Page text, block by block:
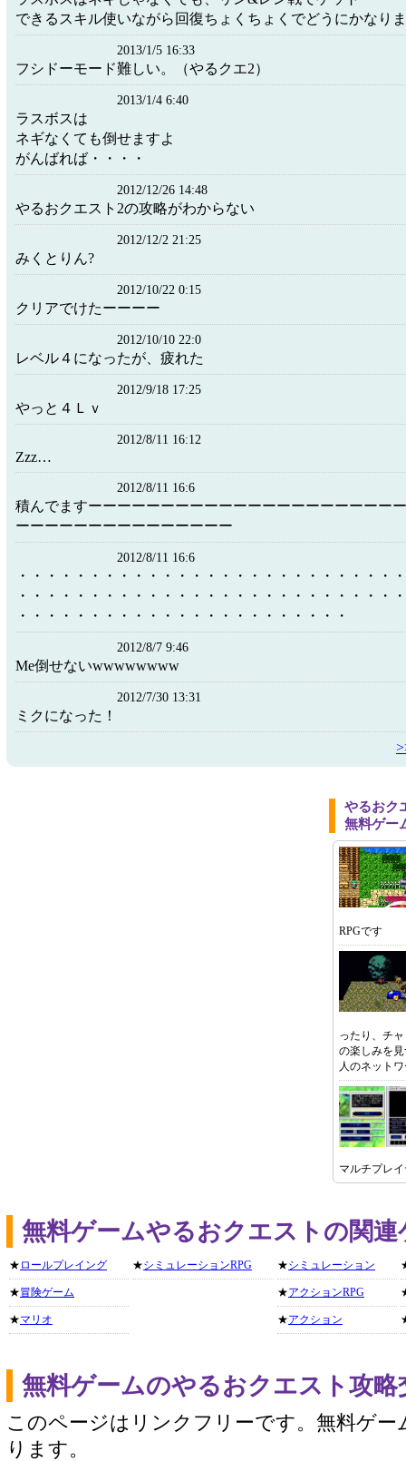
できるスキル使いながら回復ちょくちょくでどうにかなり
2013/1/5 16:33
フシドーモード難しい。（やるクエ2）
2013/1/4 6:40
ラスボスは
ネギなくても倒せますよ
がんばれば・・・・
2012/12/26 14:48
やるおクエスト2の攻略がわからない
2012/12/2 21:25
みくとりん?
2012/10/22 0:15
クリアでけたーーーー
2012/10/10 22:0
レベル４になったが、疲れた
2012/9/18 17:25
やっと４Ｌｖ
2012/8/11 16:12
Zzz…
2012/8/11 16:6
積んでますーーーーーーーーーーーーーーーーーーーーー
ーーーーーーーーーーーーーーー
2012/8/11 16:6
・・・・・・・・・・・・・・・・・・・・・・・・・・
・・・・・・・・・・・・・・・・・・・・・・・・・・
・・・・・・・・・・・・・・・・・・・・・・・
2012/8/7 9:46
Me倒せないwwwwwwww
2012/7/30 13:31
ミクになった！
やるおク
無料ゲー
RPGです
ったり、チ
の楽しみを
人のネット
マルチプレ
無料ゲームやるおクエストの関
★ ロールプレイング
★冒険ゲーム
★マリオ
★シミュレーションRPG ★シミュレーション
★アクションRPG
★アクション
無料ゲームのやるおクエスト攻
このページはリンクフリーです。無料ゲー
ります。